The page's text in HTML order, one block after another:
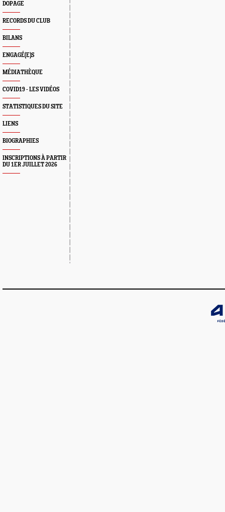
DOPAGE
RECORDS DU CLUB
BILANS
ENGAGÉ(E)S
MÉDIATHÈQUE
COVID19 - LES VIDÉOS
STATISTIQUES DU SITE
LIENS
BIOGRAPHIES
INSCRIPTIONS À PARTIR
DU 1ER JUILLET 2026